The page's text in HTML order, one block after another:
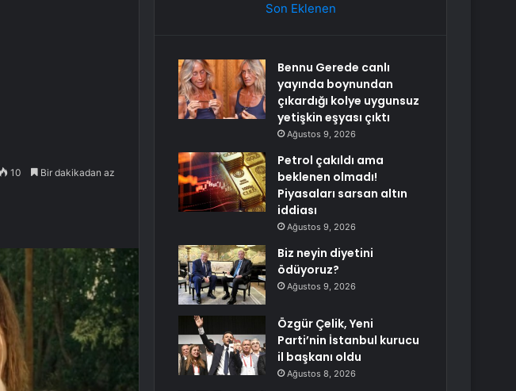
10 Bir dakikadan az
Son Eklenen
Bennu Gerede canlı
yayında boynundan
çıkardığı kolye uygunsuz
yetişkin eşyası çıktı
Ağustos 9, 2026
Petrol çakıldı ama
beklenen olmadı!
Piyasaları sarsan altın
iddiası
Ağustos 9, 2026
Biz neyin diyetini
ödüyoruz?
Ağustos 9, 2026
Özgür Çelik, Yeni
Parti’nin İstanbul kurucu
il başkanı oldu
Ağustos 8, 2026